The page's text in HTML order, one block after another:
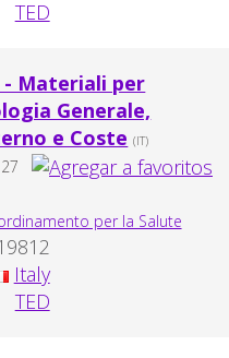
TED
- Materiali per
Generale,
e Coste (IT)
per la Salute
Italy
TED